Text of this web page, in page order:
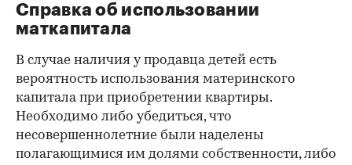
Справка об использовании
маткапитала
В случае наличия у продавца детей есть
вероятность использования материнского
капитала при приобретении квартиры.
Необходимо либо убедиться, что
несовершеннолетние были наделены
полагающимися им долями собственности, либо